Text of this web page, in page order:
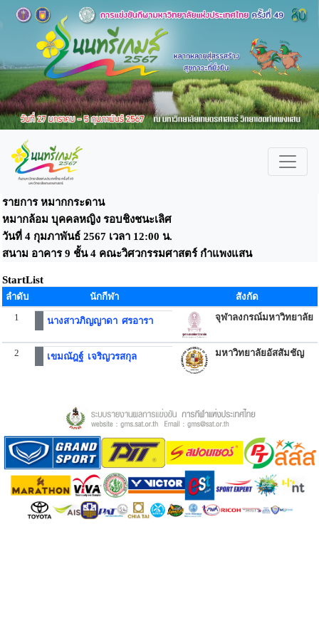
รายการ หมากกระดาน
หมากล้อม บุคคลหญิง รอบชิงชนะเลิศ
วันที่ 4 กุมภาพันธ์ 2567 เวลา 12:00 น.
สนาม อาคาร 9 ชั้น 4 คณะวิศวกรรมศาสตร์ กำแพงแสน
StartList
ลำดับ นักกีฬา
สังกัด
1
นางสาวภิญญาดา ศรอารา จุฬาลงกรณ์มหาวิทยาลัย
2 เขมณัฎฐ์ เจริญวรสกุล มหาวิทยาลัยอัสสัมชัญ